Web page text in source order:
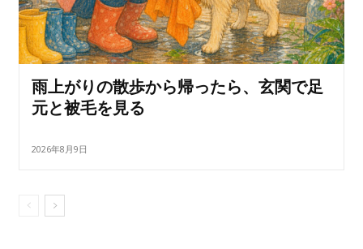
雨上がりの散歩から帰ったら、玄関で足
元と被毛を見る
2026年8月9日